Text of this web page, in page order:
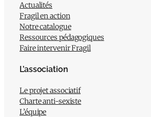
Actualités
Fragil en action
Notre catalogue
Ressources pédagogiques
Faire intervenir Fragil
L’association
Le projet associatif
Charte anti-sexiste
L’équipe